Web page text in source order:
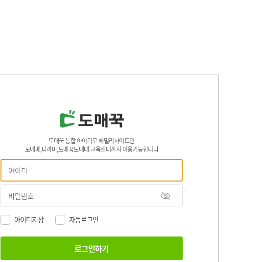
도매꾹 통합 아이디로 패밀리사이트인
도매매,나까마,도매꾹도매매 교육센터까지 이용가능합니다
아이디저장 자동로그인